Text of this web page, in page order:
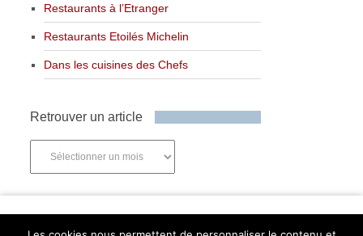
Restaurants à l’Etranger
Restaurants Etoilés Michelin
Dans les cuisines des Chefs
Retrouver un article